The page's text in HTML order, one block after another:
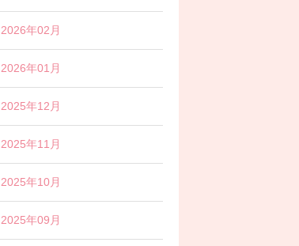
2026年02月
2026年01月
2025年12月
2025年11月
2025年10月
2025年09月